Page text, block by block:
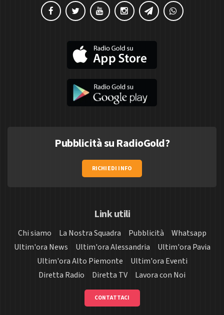
Pubblicità su RadioGold?
RICHIEDI INFO
Link utili
Chi siamo La Nostra Squadra Pubblicità
Whatsapp
Ultim'ora News
Ultim'ora Alessandria
Ultim'ora Pavia
Ultim'ora Alto Piemonte
Ultim'ora Eventi
Diretta Radio
Diretta TV Lavora con Noi
CONTATTACI